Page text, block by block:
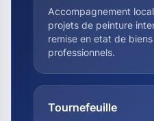
Accompagnement
projets de peinture
remise en etat de
professionnels.
Tournefeuille